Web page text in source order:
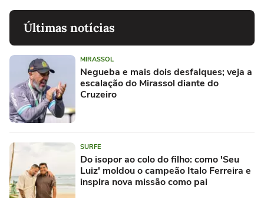
Últimas notícias
MIRASSOL
Negueba e mais dois desfalques; veja a
escalação do Mirassol diante do
Cruzeiro
SURFE
Do isopor ao colo do filho: como 'Seu
Luiz' moldou o campeão Italo Ferreira e
inspira nova missão como pai